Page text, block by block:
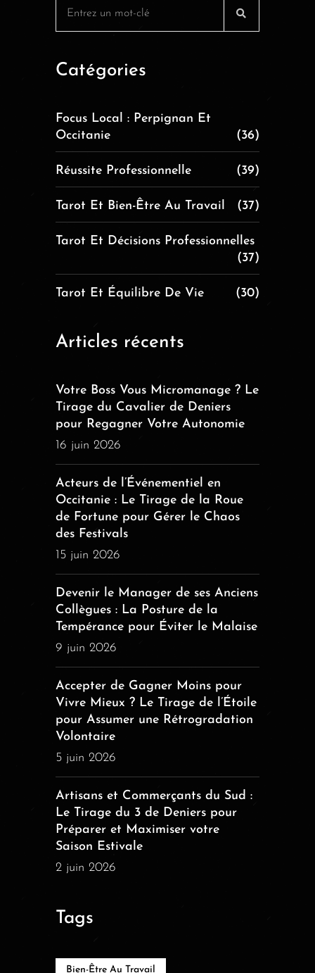
Catégories
Focus Local : Perpignan Et
Occitanie
(36)
Réussite Professionnelle (39)
Tarot Et Bien-Être Au Travail (37)
Tarot Et Décisions Professionnelles
(37)
Tarot Et Équilibre De Vie (30)
Articles récents
Votre Boss Vous Micromanage ? Le
Tirage du Cavalier de Deniers
pour Regagner Votre Autonomie
16 juin 2026
Acteurs de l’Événementiel en
Occitanie : Le Tirage de la Roue
de Fortune pour Gérer le Chaos
des Festivals
15 juin 2026
Devenir le Manager de ses Anciens
Collègues : La Posture de la
Tempérance pour Éviter le Malaise
9 juin 2026
Accepter de Gagner Moins pour
Vivre Mieux ? Le Tirage de l’Étoile
pour Assumer une Rétrogradation
Volontaire
5 juin 2026
Artisans et Commerçants du Sud :
Le Tirage du 3 de Deniers pour
Préparer et Maximiser votre
Saison Estivale
2 juin 2026
Tags
Bien-Être Au Travail